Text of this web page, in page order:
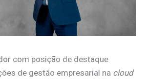
com posição de destaque
de gestão empresarial na cloud